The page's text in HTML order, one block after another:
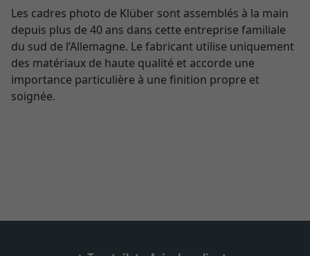
Les cadres photo de Klüber sont assemblés à la main
depuis plus de 40 ans dans cette entreprise familiale
du sud de l’Allemagne. Le fabricant utilise uniquement
des matériaux de haute qualité et accorde une
importance particulière à une finition propre et
soignée.